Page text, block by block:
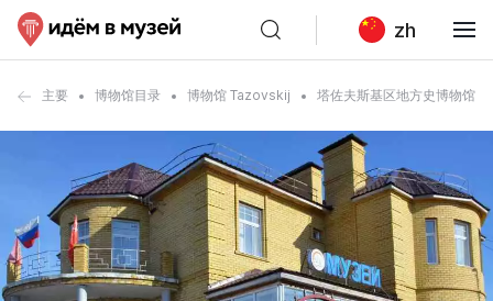
zh
主要 博物馆目录 博物馆 Tazovskij 塔佐夫斯基区地方史博物馆